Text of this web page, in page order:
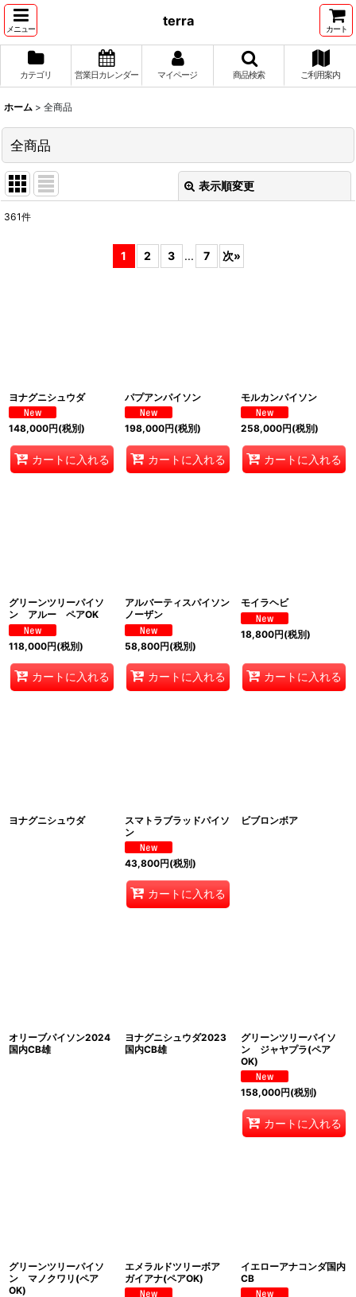
メニュー
terra
カート
カテゴリ 営業日カレンダー マイページ 商品検索 ご利用案内
ホーム > 全商品
全商品
表示順変更
361件
1 2 3 ... 7 次»
ヨナグニシュウダ
148,000円(税別)
カートに入れる
パプアンパイソン
198,000円(税別)
カートに入れる
モルカンパイソン
258,000円(税別)
カートに入れる
グリーンツリーパイソ
ン アルー ペアOK
118,000円(税別)
カートに入れる
アルバーティスパイソン
ノーザン
58,800円(税別)
カートに入れる
モイラヘビ
18,800円(税別)
カートに入れる
ヨナグニシュウダ
スマトラブラッドパイソ
ン
43,800円(税別)
カートに入れる
ビブロンボア
オリーブパイソン2024
国内CB雄
ヨナグニシュウダ2023
国内CB雄
グリーンツリーパイソ
ン ジャヤプラ(ペア
OK)
158,000円(税別)
カートに入れる
グリーンツリーパイソ
ン マノクワリ(ペア
OK)
エメラルドツリーボア
ガイアナ(ペアOK)
イエローアナコンダ国内
CB